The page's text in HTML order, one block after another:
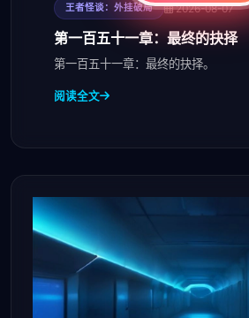
王者怪谈：外挂破局 2026-08-07
第一百五十一章：最终的抉择
第一百五十一章：最终的抉择。
阅读全文